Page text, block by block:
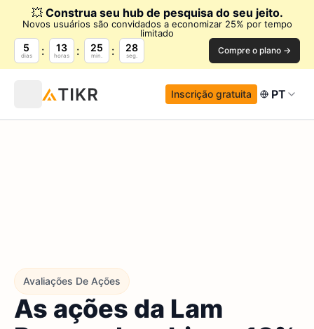
💥 Construa seu hub de pesquisa do seu jeito.
Novos usuários são convidados a economizar 25% por tempo
limitado
5
dias
13
horas
25
min.
27
seg. Compre o plano →
Inscrição gratuita PT
Avaliações De Ações
As ações da Lam